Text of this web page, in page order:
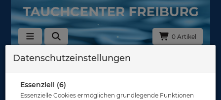
0 Artikel
Spezialkurse
SSI Spezial-Kurse
Datenschutzeinstellungen
Essenziell (6)
Essenzielle Cookies ermöglichen grundlegende Funktionen